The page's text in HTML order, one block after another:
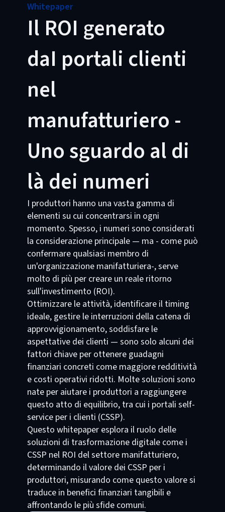
Whitepaper
Il ROI generato
daI portali clienti
nel
manufatturiero -
Uno sguardo al di
là dei numeri
I produttori hanno una vasta gamma di
elementi su cui concentrarsi in ogni
momento. Spesso, i numeri sono considerati
la considerazione principale — ma - come può
confermare qualsiasi membro di
un'organizzazione manifatturiera-, serve
molto di più per creare un reale ritorno
sull'investimento (ROI).
Ottimizzare le attività, identificare il timing
ideale, gestire le interruzioni della catena di
approvvigionamento, soddisfare le
aspettative dei clienti — sono solo alcuni dei
fattori chiave per ottenere guadagni
finanziari concreti come maggiore redditività
e costi operativi ridotti. Molte soluzioni sono
nate per aiutare i produttori a raggiungere
questo atto di equilibrio, tra cui i portali self-
service per i clienti (CSSP).
Questo whitepaper esplora il ruolo delle
soluzioni di trasformazione digitale come i
CSSP nel ROI del settore manifatturiero,
determinando il valore dei CSSP per i
produttori, misurando come questo valore si
traduce in benefici finanziari tangibili e
affrontando le più sfide comuni.